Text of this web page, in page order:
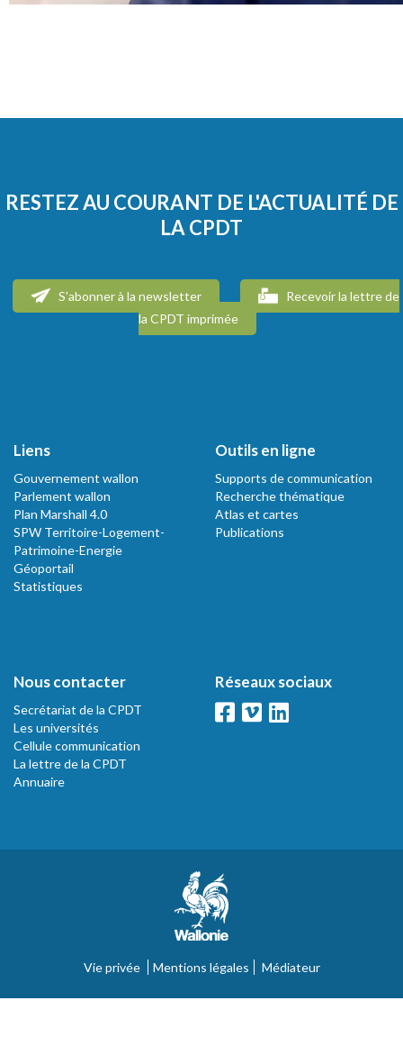
RESTEZ AU COURANT DE L'ACTUALITÉ DE
LA CPDT
S'abonner à la newsletter
Recevoir la lettre de
la CPDT imprimée
Liens
Gouvernement wallon
Parlement wallon
Plan Marshall 4.0
SPW Territoire-Logement-
Patrimoine-Energie
Géoportail
Statistiques
Outils en ligne
Supports de communication
Recherche thématique
Atlas et cartes
Publications
Nous contacter
Secrétariat de la CPDT
Les universités
Cellule communication
La lettre de la CPDT
Annuaire
Réseaux sociaux
Vie privée Mentions légales Médiateur